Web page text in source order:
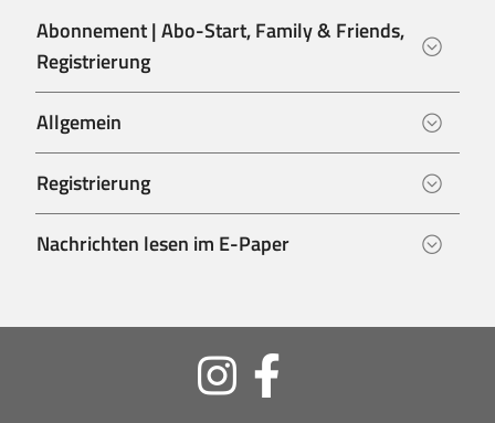
Abonnement | Abo-Start, Family & Friends,
Registrierung
Allgemein
Registrierung
Nachrichten lesen im E-Paper
Soziale
Medien